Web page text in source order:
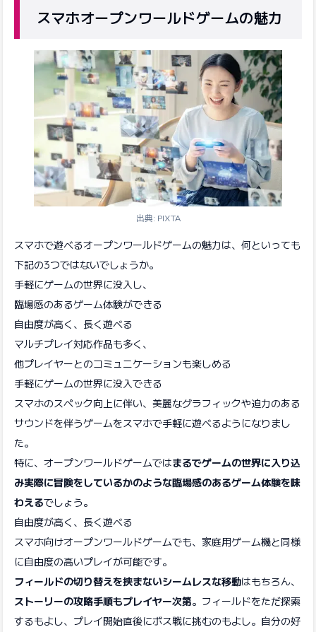
スマホオープンワールドゲームの魅力
出典: PIXTA
スマホで遊べるオープンワールドゲームの魅力は、何といっても
下記の3つではないでしょうか。
手軽にゲームの世界に没入し、
臨場感のあるゲーム体験ができる
自由度が高く、長く遊べる
マルチプレイ対応作品も多く、
他プレイヤーとのコミュニケーションも楽しめる
手軽にゲームの世界に没入できる
スマホのスペック向上に伴い、美麗なグラフィックや迫力のある
サウンドを伴うゲームをスマホで手軽に遊べるようになりまし
た。
特に、オープンワールドゲームではまるでゲームの世界に入り込
み実際に冒険をしているかのような臨場感のあるゲーム体験を味
わえるでしょう。
自由度が高く、長く遊べる
スマホ向けオープンワールドゲームでも、家庭用ゲーム機と同様
に自由度の高いプレイが可能です。
フィールドの切り替えを挟まないシームレスな移動はもちろん、
ストーリーの攻略手順もプレイヤー次第。フィールドをただ探索
するもよし、プレイ開始直後にボス戦に挑むのもよし。自分の好